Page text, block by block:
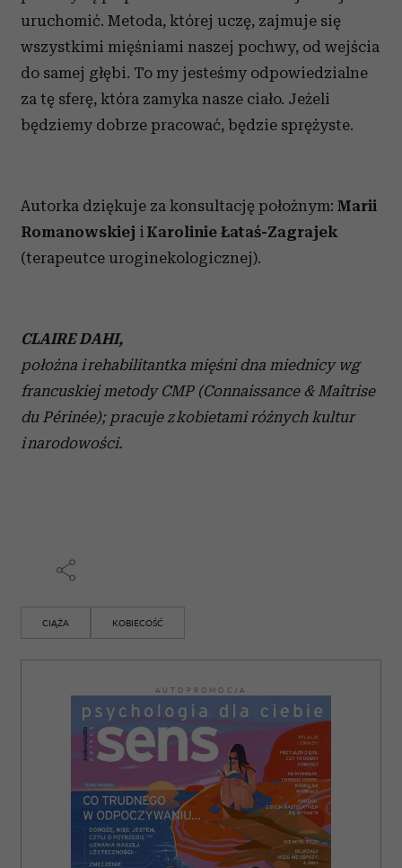
uruchomić. Metoda, której uczę, zajmuje się
wszystkimi mięśniami naszej pochwy, od wejścia
do samej głębi. To my jesteśmy odpowiedzialne
za tę sferę, która zamyka nasze ciało. Jeżeli
będziemy dobrze pracować, będzie sprężyste.
Autorka dziękuje za konsultację położnym: Marii
Romanowskiej i Karolinie Łataś-Zagrajek
(terapeutce uroginekologicznej).
CLAIRE DAHI,
położna i rehabilitantka mięśni dna miednicy wg
francuskiej metody CMP (Connaissance & Maîtrise
du Périnée); pracuje z kobietami różnych kultur
i narodowości.
CIĄŻA KOBIECOŚĆ
AUTOPROMOCJA